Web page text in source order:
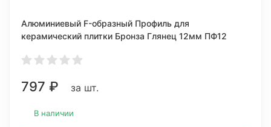
Алюминиевый F-образный Профиль для
керамический плитки Бронза Глянец 12мм ПФ12
797 ₽ за шт.
В наличии